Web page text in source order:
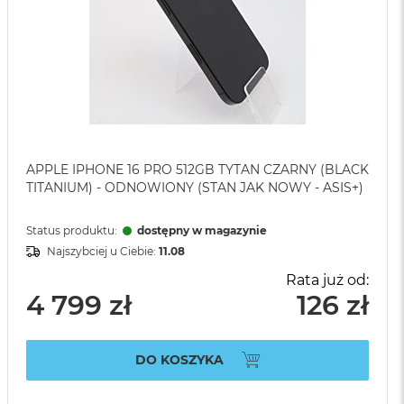
APPLE IPHONE 16 PRO 512GB TYTAN CZARNY (BLACK
TITANIUM) - ODNOWIONY (STAN JAK NOWY - ASIS+)
Status produktu:
dostępny w magazynie
Najszybciej u Ciebie: 11.08
4 799 zł
Rata już od:
126 zł
DO KOSZYKA